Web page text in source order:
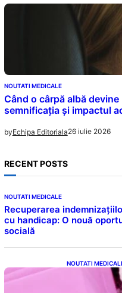
NOUTATI MEDICALE
Când o cârpă albă
semnificația și impactul
byEchipa Editoriala26 iulie 2026
RECENT POSTS
NOUTATI MEDICALE
Recuperarea
cu handicap: O nouă
socială
NOUTATI
a riscurilor